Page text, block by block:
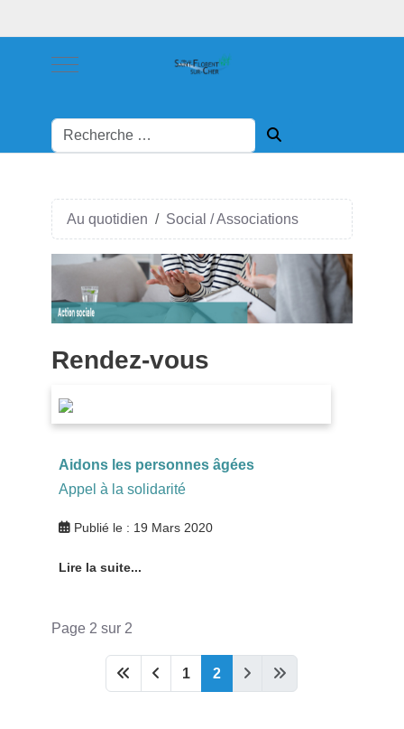
Mobile Menu Toggle
Au quotidien Social / Associations
Rendez-vous
Aidons les personnes âgées
Appel à la solidarité
Publié le : 19 Mars 2020
Lire la suite...
Page 2 sur 2
1 2